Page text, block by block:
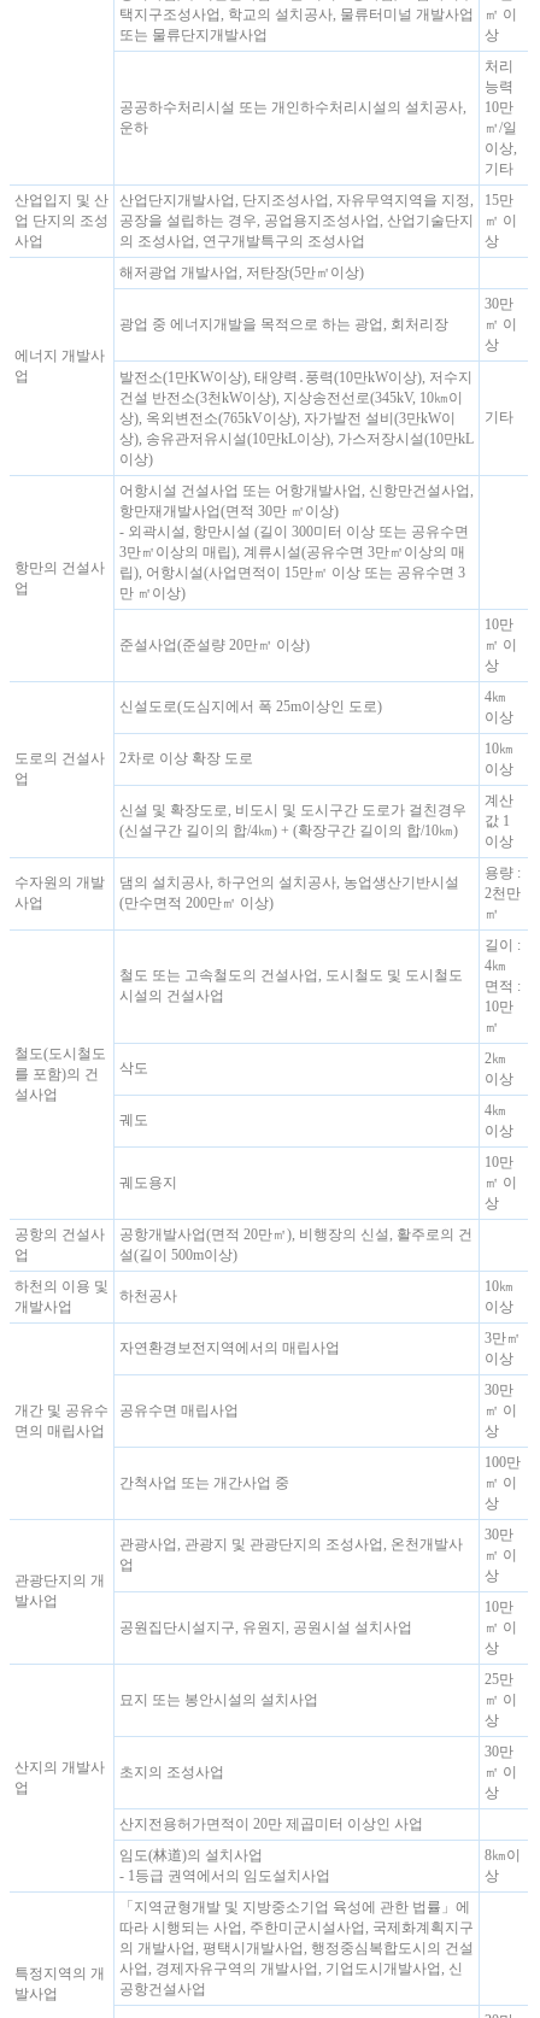
택지구조성사업, 학교의 설치공사, 물류터미널 개발사업
또는 물류단지개발사업
㎡ 이
상
공공하수처리시설 또는 개인하수처리시설의 설치공사,
운하
처리
능력
10만
㎥/일
이상,
기타
산업입지 및 산
업 단지의 조성
사업
산업단지개발사업, 단지조성사업, 자유무역지역을 지정,
공장을 설립하는 경우, 공업용지조성사업, 산업기술단지
의 조성사업, 연구개발특구의 조성사업
15만
㎡ 이
상
에너지 개발사
업
해저광업 개발사업, 저탄장(5만㎡이상)
광업 중 에너지개발을 목적으로 하는 광업, 회처리장
30만
㎡ 이
상
발전소(1만KW이상), 태양력․풍력(10만kW이상), 저수지
건설 반전소(3천kW이상), 지상송전선로(345kV, 10㎞이
상), 옥외변전소(765kV이상), 자가발전 설비(3만kW이
상), 송유관저유시설(10만kL이상), 가스저장시설(10만kL
이상)
기타
항만의 건설사
업
어항시설 건설사업 또는 어항개발사업, 신항만건설사업,
항만재개발사업(면적 30만 ㎡이상)
- 외곽시설, 항만시설 (길이 300미터 이상 또는 공유수면
3만㎡이상의 매립), 계류시설(공유수면 3만㎡이상의 매
립), 어항시설(사업면적이 15만㎡ 이상 또는 공유수면 3
만 ㎡이상)
준설사업(준설량 20만㎥ 이상)
10만
㎡ 이
상
도로의 건설사
업
신설도로(도심지에서 폭 25m이상인 도로)
4㎞
이상
2차로 이상 확장 도로
10㎞
이상
신설 및 확장도로, 비도시 및 도시구간 도로가 걸친경우
(신설구간 길이의 합/4㎞) + (확장구간 길이의 합/10㎞)
계산
값 1
이상
수자원의 개발
사업
댐의 설치공사, 하구언의 설치공사, 농업생산기반시설
(만수면적 200만㎡ 이상)
용량 :
2천만
㎥
철도(도시철도
를 포함)의 건
설사업
철도 또는 고속철도의 건설사업, 도시철도 및 도시철도
시설의 건설사업
길이 :
4㎞
면적 :
10만
㎡
삭도
2㎞
이상
궤도
4㎞
이상
궤도용지
10만
㎡ 이
상
공항의 건설사
업
공항개발사업(면적 20만㎡), 비행장의 신설, 활주로의 건
설(길이 500m이상)
하천의 이용 및
개발사업
하천공사
10㎞
이상
개간 및 공유수
면의 매립사업
자연환경보전지역에서의 매립사업
3만㎡
이상
공유수면 매립사업
30만
㎡ 이
상
간척사업 또는 개간사업 중
100만
㎡ 이
상
관광단지의 개
발사업
관광사업, 관광지 및 관광단지의 조성사업, 온천개발사
업
30만
㎡ 이
상
공원집단시설지구, 유원지, 공원시설 설치사업
10만
㎡ 이
상
산지의 개발사
업
묘지 또는 봉안시설의 설치사업
25만
㎡ 이
상
초지의 조성사업
30만
㎡ 이
상
산지전용허가면적이 20만 제곱미터 이상인 사업
임도(林道)의 설치사업
- 1등급 권역에서의 임도설치사업
8㎞이
상
특정지역의 개
발사업
「지역균형개발 및 지방중소기업 육성에 관한 법률」에
따라 시행되는 사업, 주한미군시설사업, 국제화계획지구
의 개발사업, 평택시개발사업, 행정중심복합도시의 건설
사업, 경제자유구역의 개발사업, 기업도시개발사업, 신
공항건설사업